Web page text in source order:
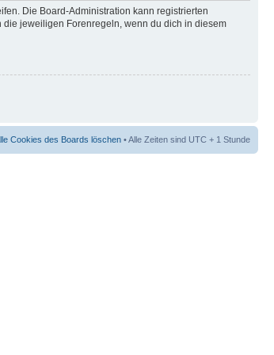
Die Board-Administration kann registrierten
jeweiligen Forenregeln, wenn du dich in diesem
Cookies des Boards löschen • Alle Zeiten sind UTC + 1 Stunde